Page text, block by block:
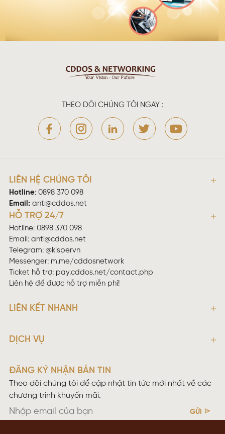
THEO DÕI CHÚNG TÔI NGAY :
LIÊN HỆ CHÚNG TÔI
Hotline: 0898 370 098
Email: anti@cddos.net
HỖ TRỢ 24/7
Hotline: 0898 370 098
Email: anti@cddos.net
Telegram: @kispervn
Messenger: m.me/cddosnetwork
Ticket hỗ trợ: pay.cddos.net/contact.php
Liên hệ để được hỗ trợ miễn phí!
LIÊN KẾT NHANH
DỊCH VỤ
ĐĂNG KÝ NHẬN BẢN TIN
Theo dõi chúng tôi để cập nhật tin tức mới nhất về các
chương trình khuyến mãi.
GỬI